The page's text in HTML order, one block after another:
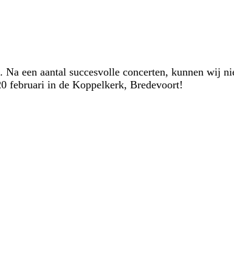
een aantal succesvolle concerten, kunnen wij
februari in de Koppelkerk, Bredevoort!